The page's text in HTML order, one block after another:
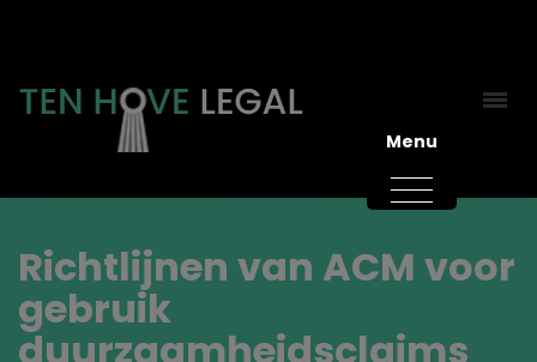
Richtlijnen van ACM voor
gebruik
duurzaamheidsclaims
Menu